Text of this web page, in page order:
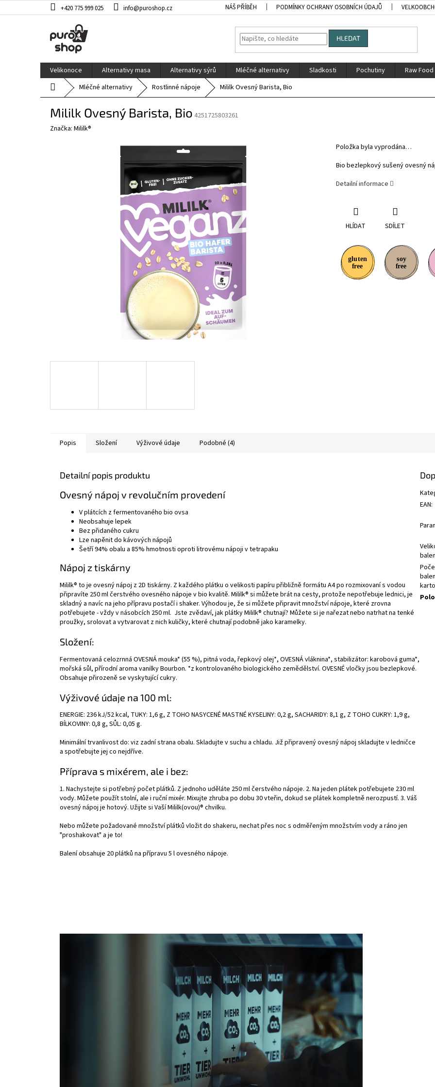
na
+420 775 999 025 info@puroshop.cz NÁŠ PŘÍBĚH PODMÍNKY OCHRANY OSOBNÍCH ÚDAJŮ
HLEDAT
Velikonoce Alternativy masa Alternativy sýrů Mléčné alternativy Sladkosti Pochutiny Raw Food
Domů Mléčné alternativy Rostlinné nápoje Mililk Ovesný Barista, Bio
Mililk Ovesný Barista, Bio 4251725803261
Značka: Mililk®
Položka byla vyprodána…
Bio bezlepkový sušený ovesný
Detailní informace
HLÍDAT SDÍLET
Popis Složení Výživové údaje Podobné (4)
Detailní popis produktu
Ovesný nápoj v revolučním provedení
V plátcích z fermentovaného bio ovsa
Neobsahuje lepek
Bez přidaného cukru
Lze napěnit do kávových nápojů
Šetří 94% obalu a 85% hmotnosti oproti litrovému nápoji v tetrapaku
Nápoj z tiskárny
Mililk® to je ovesný nápoj z 2D tiskárny. Z každého plátku o velikosti papíru přibližně formátu A4 po rozmixovaní s vodou
připravíte 250 ml čerstvého ovesného nápoje v bio kvalitě. Mililk® si můžete brát na cesty, protože nepotřebuje lednici, je
skladný a navíc na jeho přípravu postačí i shaker. Výhodou je, že si můžete připravit množství nápoje, které zrovna
potřebujete - vždy v násobcích 250 ml. Jste zvědaví, jak plátkyMililk® chutnají? Můžete si je nařezat nebo natrhat na tenké
proužky, srolovat a vytvarovat z nich kuličky, které chutnají podobně jako karamelky.
Složení:
Fermentovaná celozrnná OVESNÁ mouka* (55 %), pitná voda, řepkový olej*, OVESNÁ vláknina*, stabilizátor: karobová guma*,
mořská sůl, přírodní aroma vanilky Bourbon. *z kontrolovaného biologického zemědělství. OVESNÉ vločky jsou bezlepkové.
Obsahuje přirozeně se vyskytující cukry.
Výživové údaje na 100 ml:
ENERGIE: 236 kJ/52 kcal, TUKY: 1,6 g, Z TOHO NASYCENÉ MASTNÉ KYSELINY: 0,2 g, SACHARIDY: 8,1 g, Z TOHO CUKRY: 1,9 g,
BÍLKOVINY: 0,8 g, SŮL: 0,05 g.
Minimální trvanlivost do: viz zadní strana obalu. Skladujte v suchu a chladu. Již připravený ovesný nápoj skladujte v ledničce
a spotřebujte jej co nejdříve.
Příprava s mixérem, ale i bez:
1. Nachystejte si potřebný počet plátků. Z jednoho uděláte 250 ml čerstvého nápoje. 2. Na jeden plátek potřebujete 230 ml
vody. Můžete použít stolní, ale i ruční mixér. Mixujte zhruba po dobu 30 vteřin, dokud se plátek kompletně nerozpustí. 3. Váš
ovesný nápoj je hotový. Užijte si Vaší Mililk(ovou)® chvilku.
Nebo můžete požadované množství plátků vložit do shakeru, nechat přes noc s odměřeným množstvím vody a ráno jen
"proshakovat" a je to!
Balení obsahuje 20 plátků na přípravu 5 l ovesného nápoje.
EAN: